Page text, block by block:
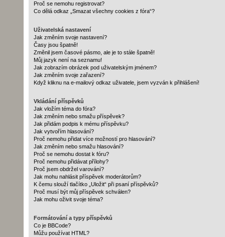
Proč se nemohu registrovat?
Co dělá odkaz „Smazat všechny cookies z fóra“?
Uživatelská nastavení
Jak změním svoje nastavení?
Časy jsou špatně!
Změnil jsem časové pásmo, ale je to stále špatně!
Můj jazyk není na seznamu!
Jak zobrazím obrázek pod uživatelským jménem?
Jak změním svoje zařazení?
Když kliknu na e-mailový odkaz uživatele, jsem vyzván k přihlášení!
Vkládání příspěvků
Jak vložím téma do fóra?
Jak změním nebo smažu příspěvek?
Jak přidám podpis k mému příspěvku?
Jak vytvořím hlasování?
Proč nemohu přidat více možností pro hlasování?
Jak změním nebo smažu hlasování?
Proč se nemohu dostat k fóru?
Proč nemohu přidávat přílohy?
Proč jsem obdržel varování?
Jak mohu nahlásit příspěvek moderátorům?
K čemu slouží tlačítko „Uložit“ při psaní příspěvků?
Proč musí být můj příspěvek schválen?
Jak mohu oživit svoje téma?
Formátování a typy příspěvků
Co je BBCode?
Můžu používat HTML?